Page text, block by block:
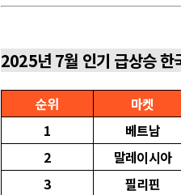
2025년 7월 인기 급상승 한
순위 마켓
1
베트남
2
말레이시아
3
필리핀